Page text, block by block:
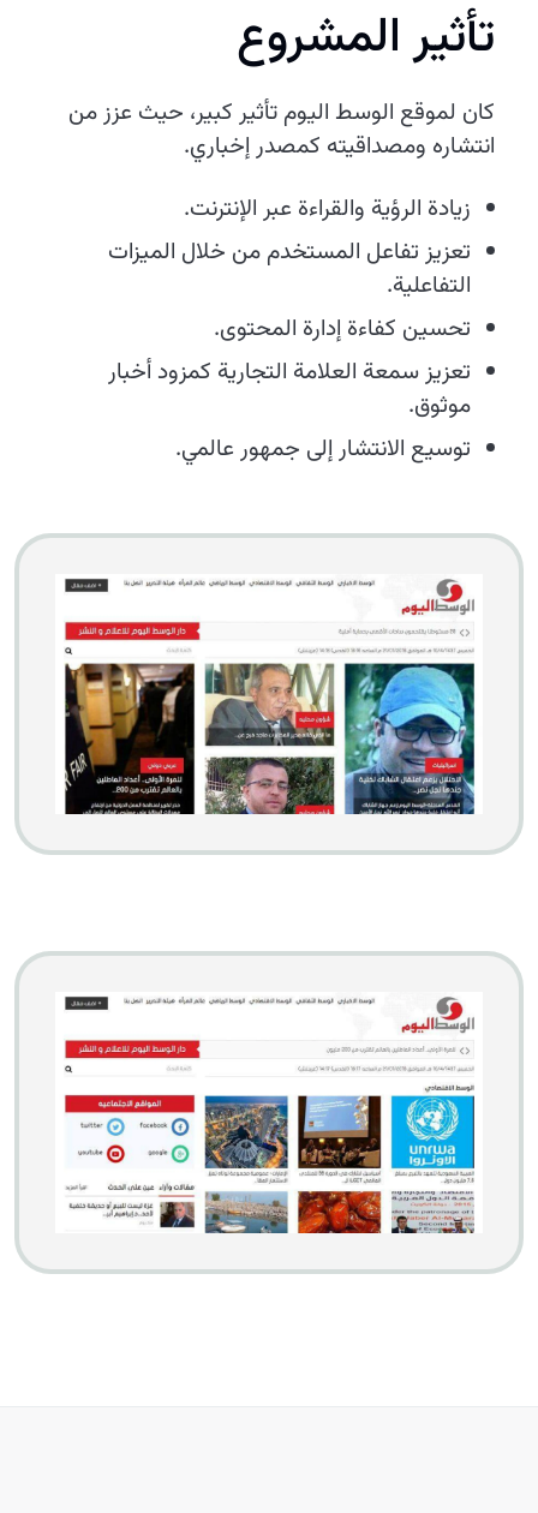
تأثير المشروع
كان لموقع الوسط اليوم تأثير كبير، حيث عزز من
انتشاره ومصداقيته كمصدر إخباري.
زيادة الرؤية والقراءة عبر الإنترنت.
تعزيز تفاعل المستخدم من خلال الميزات
التفاعلية.
تحسين كفاءة إدارة المحتوى.
تعزيز سمعة العلامة التجارية كمزود أخبار
موثوق.
توسيع الانتشار إلى جمهور عالمي.